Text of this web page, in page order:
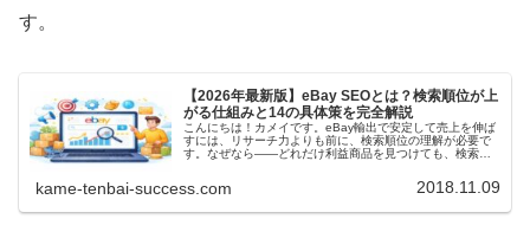
す。
【2026年最新版】eBay SEOとは？検索順位が上
がる仕組みと14の具体策を完全解説
こんにちは！カメイです。eBay輸出で安定して売上を伸ば
すには、リサーチ力よりも前に、検索順位の理解が必要で
す。なぜなら――どれだけ利益商品を見つけても、検索結
kame-tenbai-success.com 2018.11.09